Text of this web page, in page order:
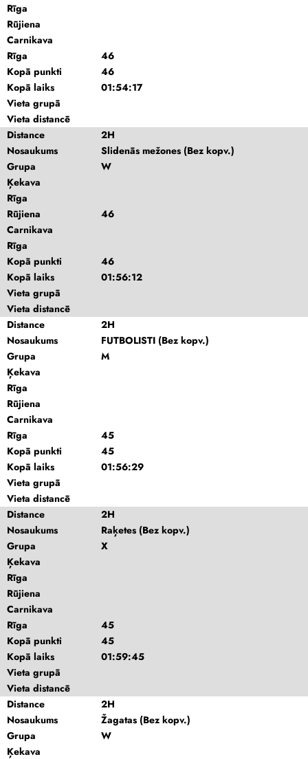
Rīga
Rūjiena
Carnikava
Rīga
46
Kopā punkti
46
Kopā laiks
01:54:17
Vieta grupā
Vieta distancē
Distance
2H
Nosaukums
Slidenās mežones (Bez kopv.)
Grupa
W
Ķekava
Rīga
Rūjiena
46
Carnikava
Rīga
Kopā punkti
46
Kopā laiks
01:56:12
Vieta grupā
Vieta distancē
Distance
2H
Nosaukums
FUTBOLISTI (Bez kopv.)
Grupa
M
Ķekava
Rīga
Rūjiena
Carnikava
Rīga
45
Kopā punkti
45
Kopā laiks
01:56:29
Vieta grupā
Vieta distancē
Distance
2H
Nosaukums
Raķetes (Bez kopv.)
Grupa
X
Ķekava
Rīga
Rūjiena
Carnikava
Rīga
45
Kopā punkti
45
Kopā laiks
01:59:45
Vieta grupā
Vieta distancē
Distance
2H
Nosaukums
Žagatas (Bez kopv.)
Grupa
W
Ķekava